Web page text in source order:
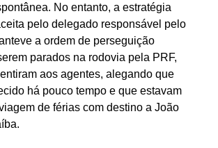
No entanto, a estratégia
pelo delegado responsável pelo
a ordem de perseguição
parados na rodovia pela PRF,
aos agentes, alegando que
há pouco tempo e que estavam
de férias com destino a João